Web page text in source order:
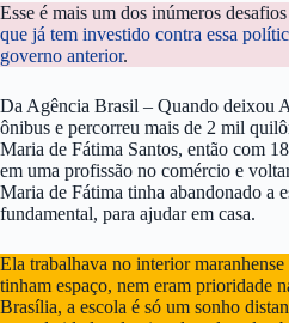
Esse é mais um dos inúmeros
que já tem investido contra essa
governo anterior.
Da Agência Brasil – Quando deixou
ônibus e percorreu mais de 2 mil
Maria de Fátima Santos, então com
em uma profissão no comércio e
Maria de Fátima tinha abandonado a
fundamental, para ajudar em casa.
Ela trabalhava no interior
tinham espaço, nem eram prioridade
Brasília, a escola é só um sonho